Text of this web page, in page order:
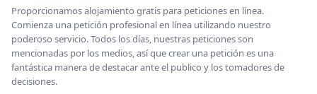
Proporcionamos alojamiento gratis para peticiones en línea.
Comienza una petición profesional en línea utilizando nuestro
poderoso servicio. Todos los días, nuestras peticiones son
mencionadas por los medios, así que crear una petición es una
fantástica manera de destacar ante el publico y los tomadores de
decisiones.